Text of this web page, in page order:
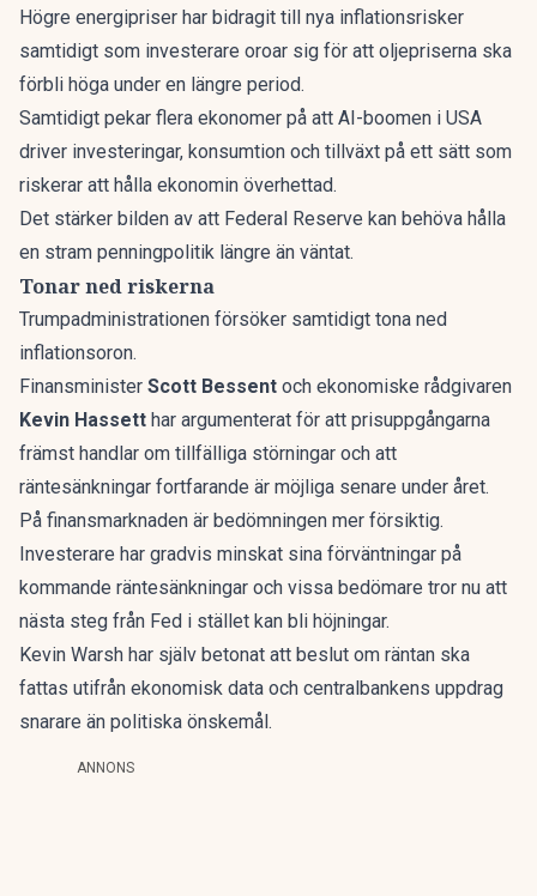
Högre energipriser har bidragit till nya inflationsrisker
samtidigt som investerare oroar sig för att oljepriserna ska
förbli höga under en längre period.
Samtidigt pekar flera ekonomer på att AI-boomen i USA
driver investeringar, konsumtion och tillväxt på ett sätt som
riskerar att hålla ekonomin överhettad.
Det stärker bilden av att Federal Reserve kan behöva hålla
en stram penningpolitik längre än väntat.
Tonar ned riskerna
Trumpadministrationen försöker samtidigt tona ned
inflationsoron.
Finansminister Scott Bessent och ekonomiske rådgivaren
Kevin Hassett har argumenterat för att prisuppgångarna
främst handlar om tillfälliga störningar och att
räntesänkningar fortfarande är möjliga senare under året.
På finansmarknaden är bedömningen mer försiktig.
Investerare har gradvis minskat sina förväntningar på
kommande räntesänkningar och vissa bedömare tror nu att
nästa steg från Fed i stället kan bli höjningar.
Kevin Warsh har själv betonat att beslut om räntan ska
fattas utifrån ekonomisk data och centralbankens uppdrag
snarare än politiska önskemål.
ANNONS